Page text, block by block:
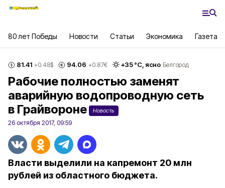
80 лет Победы Новости Статьи Экономика Газета
81.41 +0.48$ 94.06 +0.87€ +35°С, ясно Белгород
Рабочие полностью заменят
аварийную водопроводную сеть
в Грайвороне
Новость
26 октября 2017, 09:59
Власти выделили на капремонт 20 млн
рублей из областного бюджета.